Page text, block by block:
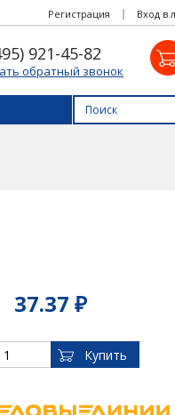
Вход в
Регистрация
921-45-82
обратный звонок
37.37 ₽